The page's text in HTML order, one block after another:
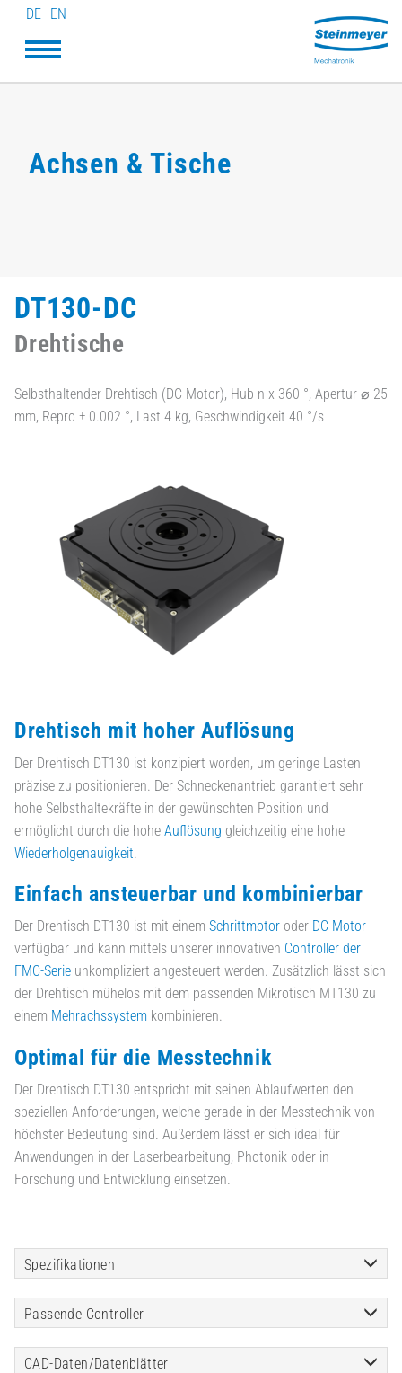
DE EN
Achsen & Tische
DT130-DC
Drehtische
Selbsthaltender Drehtisch (DC-Motor), Hub n x 360 °, Apertur ⌀ 25
mm, Repro ± 0.002 °, Last 4 kg, Geschwindigkeit 40 °/s
Drehtisch mit hoher Auflösung
Der Drehtisch DT130 ist konzipiert worden, um geringe Lasten
präzise zu positionieren. Der Schneckenantrieb garantiert sehr
hohe Selbsthaltekräfte in der gewünschten Position und
ermöglicht durch die hohe Auflösung gleichzeitig eine hohe
Wiederholgenauigkeit
Einfach ansteuerbar und kombinierbar
Der Drehtisch DT130 ist mit einem Schrittmotor oder DC-Motor
verfügbar und kann mittels unserer innovativen Controller der
FMC-Serie unkompliziert angesteuert werden. Zusätzlich lässt sich
der Drehtisch mühelos mit dem passenden Mikrotisch MT130 zu
einem Mehrachssystem kombinieren.
Optimal für die Messtechnik
Der Drehtisch DT130 entspricht mit seinen Ablaufwerten den
speziellen Anforderungen, welche gerade in der Messtechnik von
höchster Bedeutung sind. Außerdem lässt er sich ideal für
Anwendungen in der Laserbearbeitung, Photonik oder in
Forschung und Entwicklung einsetzen.
Spezifikationen
Passende Controller
CAD-Daten/Datenblätter